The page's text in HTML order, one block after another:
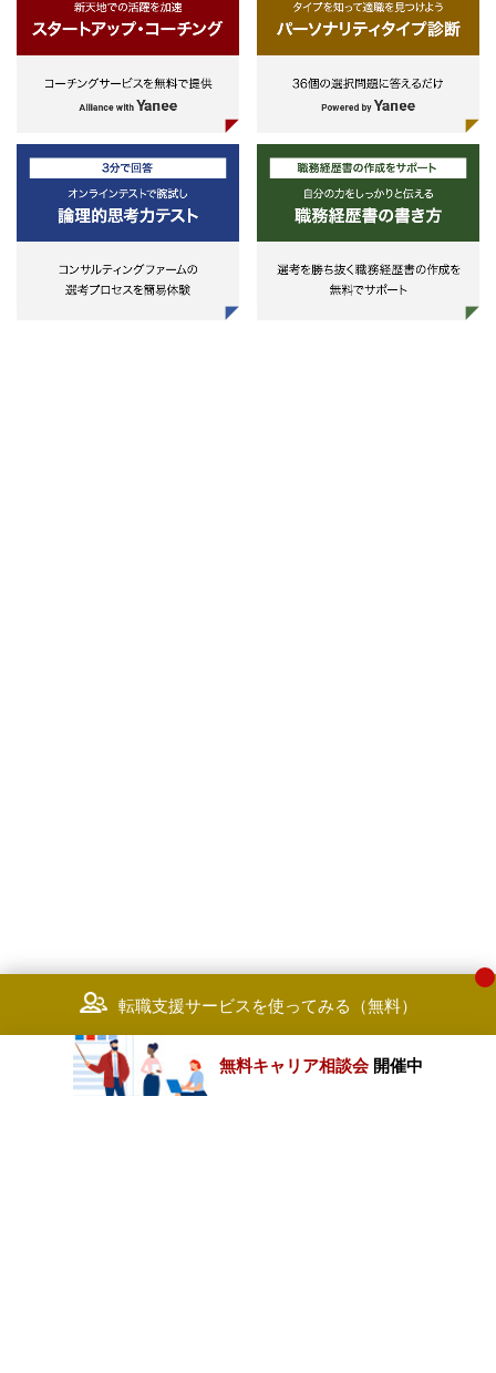
進
◆プロジェクト事例
・通信会社における新規事業開発
（新規事業戦略策定から事業立上
・通信会社における顧客戦略策定
び顧客体験変革プランニングと推
・ハイテク企業における新規事業
発（事業戦略策定、ブランド戦略
・消費財メーカーにおける顧客起
の事業モデル変革並びにデジタル
ランスフォーメーション推進
転職支援サービスを使ってみる（無料）
無料キャリア相談会 開催中